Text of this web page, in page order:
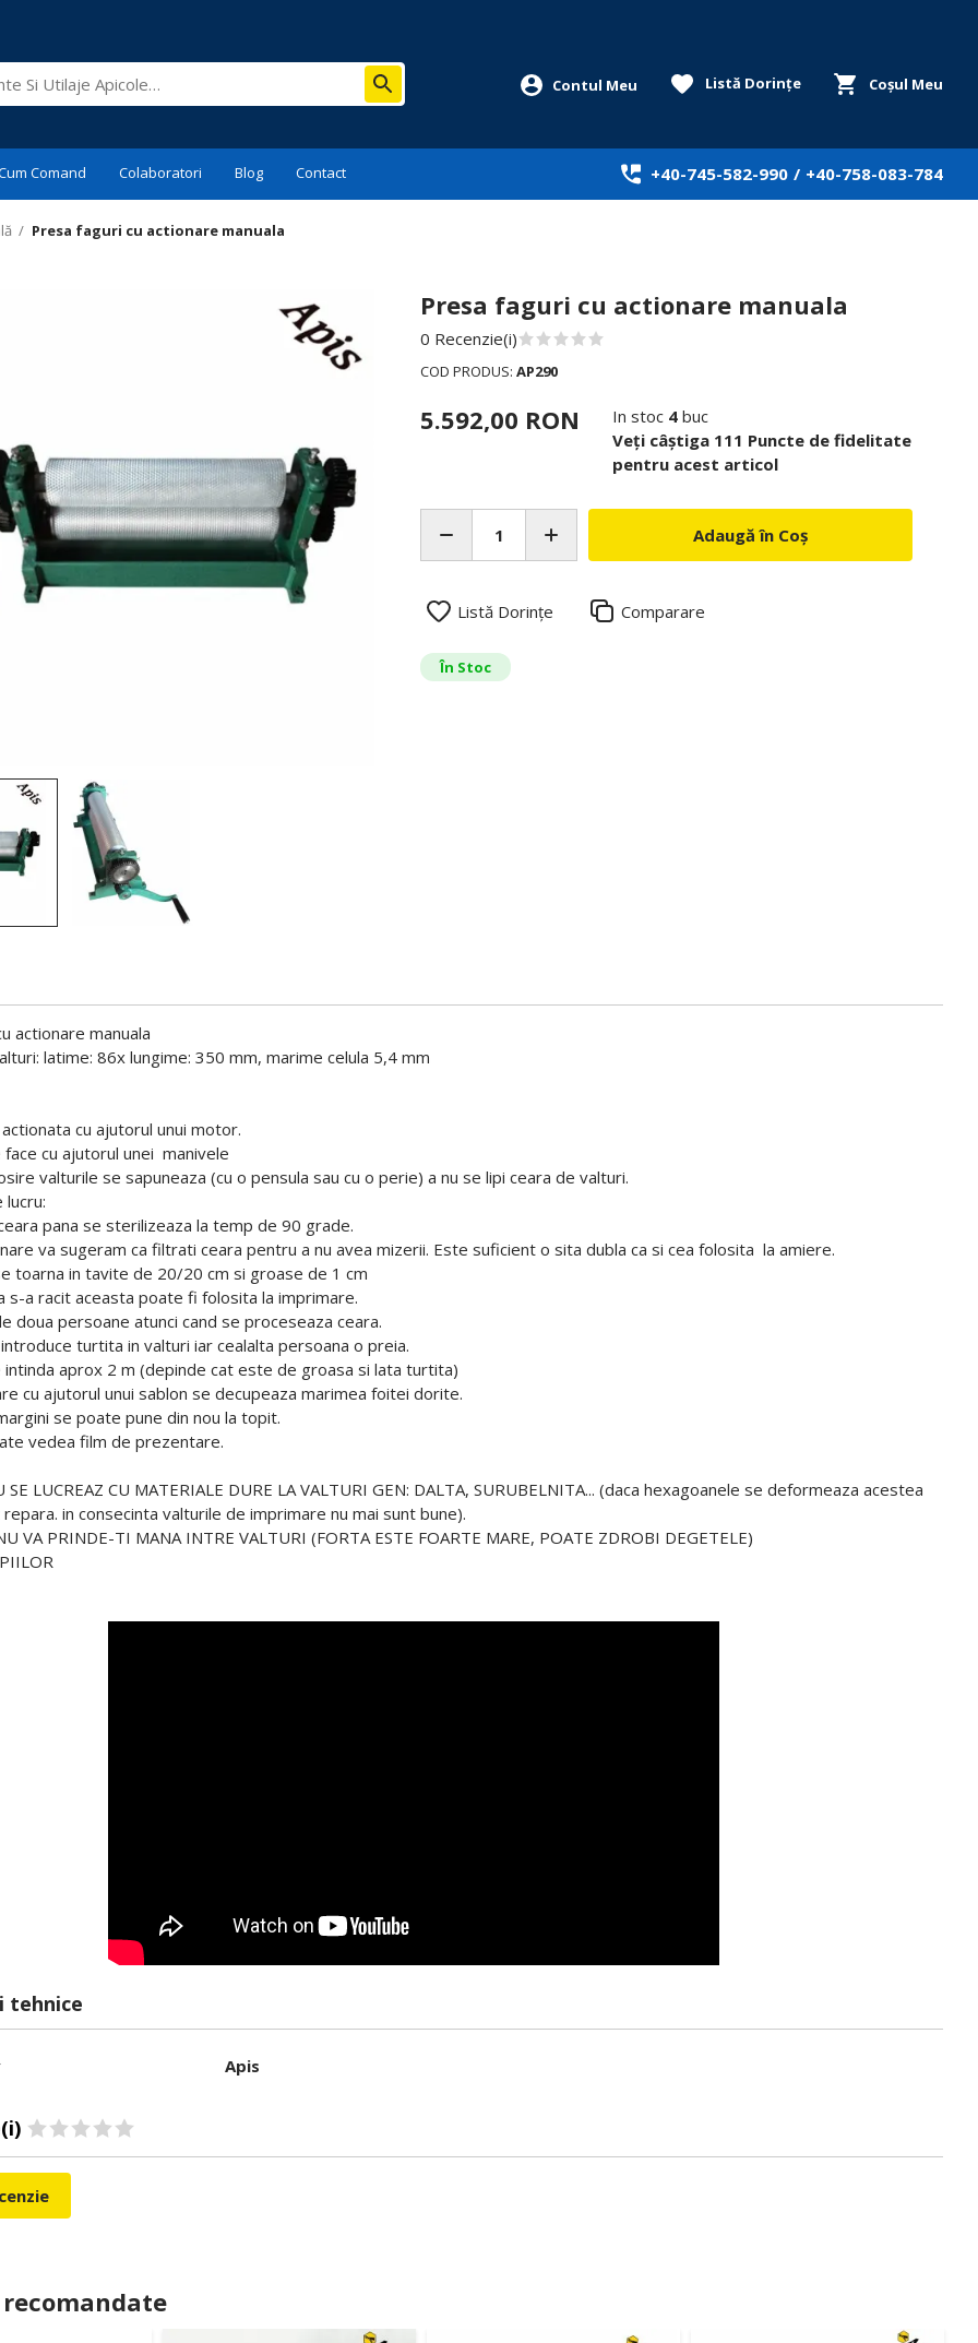
Coșul Meu
Listă Dorințe
Comand Colaboratori Blog Contact +40-745-582-990 / +40-758-083-784
/ Presa faguri cu actionare manuala
Presa faguri cu actionare manuala
0 Recenzie(i)
COD PRODUS:AP290
5.592,00 RON In stoc 4 buc
Veți câștiga 111 Puncte de fidelitate
pentru acest articol
Adaugă în Coș
Listă Dorințe Comparare
În Stoc
actionare manuala
latime: 86x lungime: 350 mm, marime celula 5,4 mm
cu ajutorul unui motor.
cu ajutorul unei manivele
valturile se sapuneaza (cu o pensula sau cu o perie) a nu se lipi ceara de valturi.
pana se sterilizeaza la temp de 90 grade.
va sugeram ca filtrati ceara pentru a nu avea mizerii. Este suficient o sita dubla ca si cea folosita la amiere.
toarna in tavite de 20/20 cm si groase de 1 cm
s-a racit aceasta poate fi folosita la imprimare.
doua persoane atunci cand se proceseaza ceara.
turtita in valturi iar cealalta persoana o preia.
intinda aprox 2 m (depinde cat este de groasa si lata turtita)
cu ajutorul unui sablon se decupeaza marimea foitei dorite.
se poate pune din nou la topit.
vedea film de prezentare.
SE LUCREAZ CU MATERIALE DURE LA VALTURI GEN: DALTA, SURUBELNITA... (daca hexagoanele se deformeaza acestea
in consecinta valturile de imprimare nu mai sunt bune).
VA PRINDE-TI MANA INTRE VALTURI (FORTA ESTE FOARTE MARE, POATE ZDROBI DEGETELE)
tehnice
Apis
recomandate